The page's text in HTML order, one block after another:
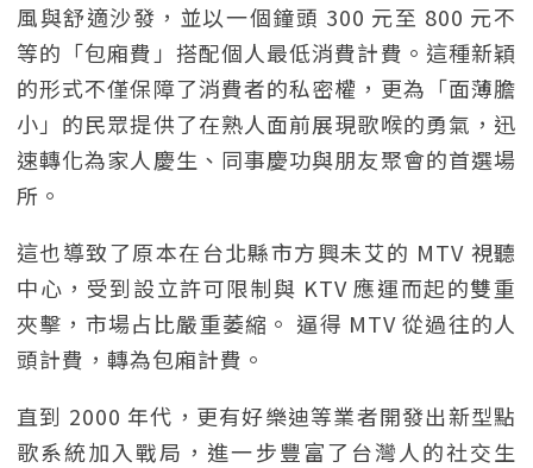
風與舒適沙發，並以一個鐘頭 300 元至 800 元不
等的「包廂費」搭配個人最低消費計費。這種新穎
的形式不僅保障了消費者的私密權，更為「面薄膽
小」的民眾提供了在熟人面前展現歌喉的勇氣，迅
速轉化為家人慶生、同事慶功與朋友聚會的首選場
所。
這也導致了原本在台北縣市方興未艾的 MTV 視聽
中心，受到設立許可限制與 KTV 應運而起的雙重
夾擊，市場占比嚴重萎縮。 逼得 MTV 從過往的人
頭計費，轉為包廂計費。
直到 2000 年代，更有好樂迪等業者開發出新型點
歌系統加入戰局，進一步豐富了台灣人的社交生